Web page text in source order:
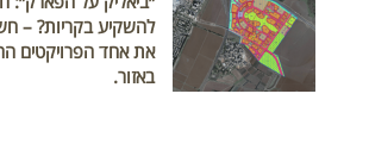
להשקיע בקריות? –
את אחד הפרויקטים
באזור.